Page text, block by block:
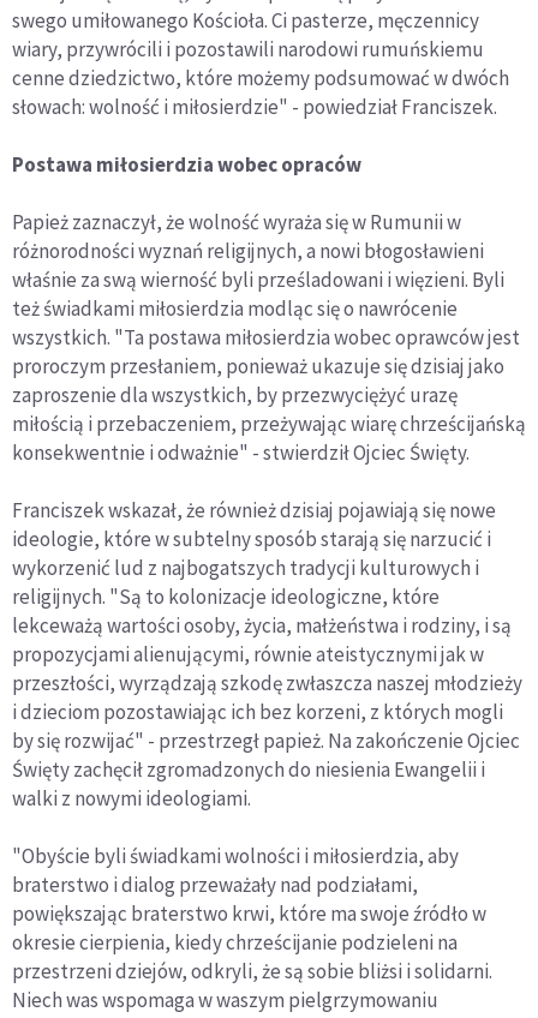
swego umiłowanego Kościoła. Ci pasterze, męczennicy
wiary, przywrócili i pozostawili narodowi rumuńskiemu
cenne dziedzictwo, które możemy podsumować w dwóch
słowach: wolność i miłosierdzie" - powiedział Franciszek.
Postawa miłosierdzia wobec opraców
Papież zaznaczył, że wolność wyraża się w Rumunii w
różnorodności wyznań religijnych, a nowi błogosławieni
właśnie za swą wierność byli prześladowani i więzieni. Byli
też świadkami miłosierdzia modląc się o nawrócenie
wszystkich. "Ta postawa miłosierdzia wobec oprawców jest
proroczym przesłaniem, ponieważ ukazuje się dzisiaj jako
zaproszenie dla wszystkich, by przezwyciężyć urazę
miłością i przebaczeniem, przeżywając wiarę chrześcijańską
konsekwentnie i odważnie" - stwierdził Ojciec Święty.
Franciszek wskazał, że również dzisiaj pojawiają się nowe
ideologie, które w subtelny sposób starają się narzucić i
wykorzenić lud z najbogatszych tradycji kulturowych i
religijnych. "Są to kolonizacje ideologiczne, które
lekceważą wartości osoby, życia, małżeństwa i rodziny, i są
propozycjami alienującymi, równie ateistycznymi jak w
przeszłości, wyrządzają szkodę zwłaszcza naszej młodzieży
i dzieciom pozostawiając ich bez korzeni, z których mogli
by się rozwijać" - przestrzegł papież. Na zakończenie Ojciec
Święty zachęcił zgromadzonych do niesienia Ewangelii i
walki z nowymi ideologiami.
"Obyście byli świadkami wolności i miłosierdzia, aby
braterstwo i dialog przeważały nad podziałami,
powiększając braterstwo krwi, które ma swoje źródło w
okresie cierpienia, kiedy chrześcijanie podzieleni na
przestrzeni dziejów, odkryli, że są sobie bliżsi i solidarni.
Niech was wspomaga w waszym pielgrzymowaniu